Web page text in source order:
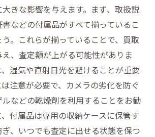
きな影響を与えます。まず、取扱説
などの付属品がすべて揃っているこ
。これらが揃っていることで、買取
、査定額が上がる可能性がありま
湿気や直射日光を避けることが重要
注意が必要で、カメラの劣化を防ぐ
などの乾燥剤を利用することをお勧
付属品は専用の収納ケースに保管す
、いつでも査定に出せる状態を保つ